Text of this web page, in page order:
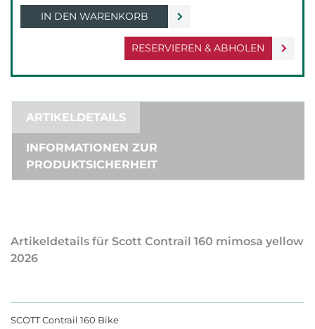
RESERVIEREN & ABHOLEN
IN DEN WARENKORB
ARTIKELDETAILS
INFORMATIONEN ZUR
PRODUKTSICHERHEIT
Artikeldetails für Scott Contrail 160 mimosa yellow
2026
SCOTT Contrail 160 Bike